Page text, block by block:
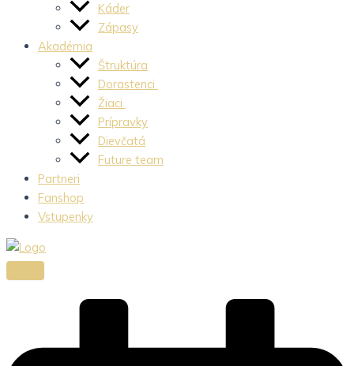
Káder
Zápasy
Akadémia
Štruktúra
Dorastenci
Žiaci
Prípravky
Dievčatá
Future team
Partneri
Fanshop
Vstupenky